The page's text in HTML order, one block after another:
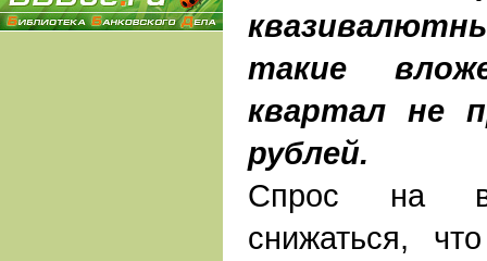
такие
квартал не
рублей.
Спрос на
снижаться,